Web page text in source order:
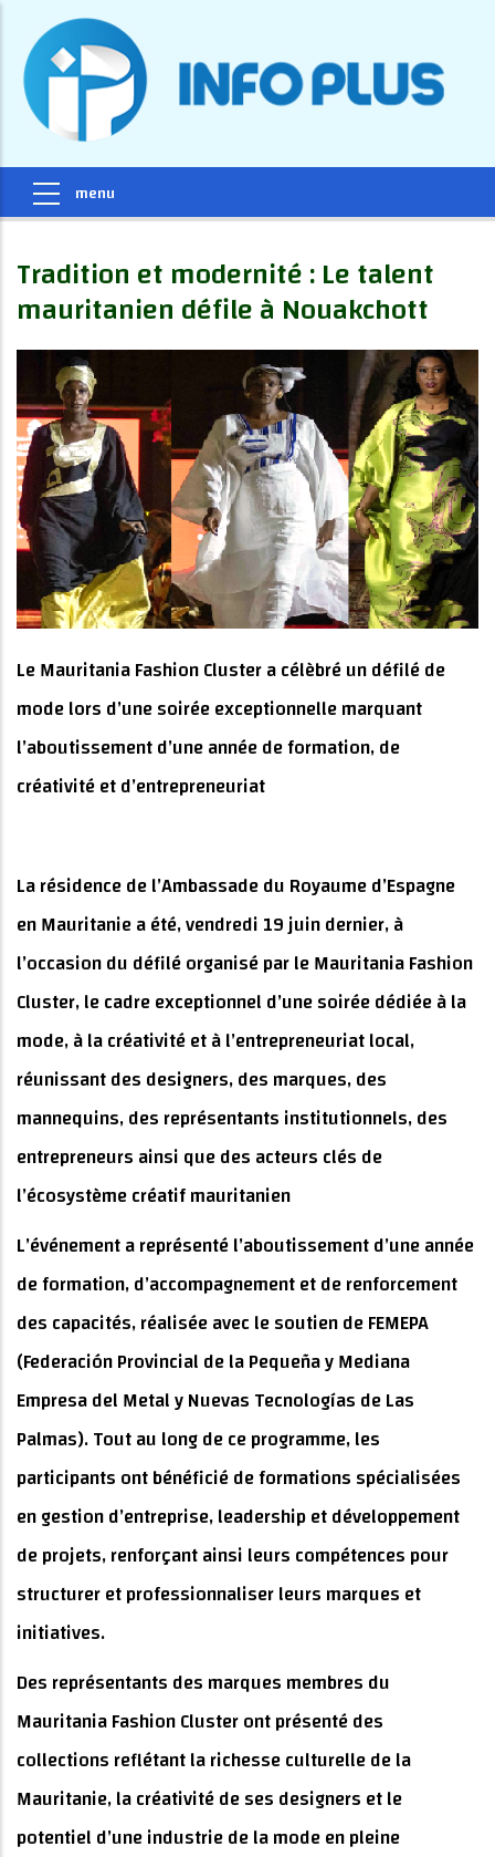
Tradition et modernité : Le talent
mauritanien défile à Nouakchott
Le Mauritania Fashion Cluster a célèbré un défilé de
mode lors d’une soirée exceptionnelle marquant
l’aboutissement d’une année de formation, de
créativité et d’entrepreneuriat
La résidence de l’Ambassade du Royaume d’Espagne
en Mauritanie a été, vendredi 19 juin dernier, à
l’occasion du défilé organisé par le Mauritania Fashion
Cluster, le cadre exceptionnel d’une soirée dédiée à la
mode, à la créativité et à l’entrepreneuriat local,
réunissant des designers, des marques, des
mannequins, des représentants institutionnels, des
entrepreneurs ainsi que des acteurs clés de
l’écosystème créatif mauritanien
L’événement a représenté l’aboutissement d’une année
de formation, d’accompagnement et de renforcement
des capacités, réalisée avec le soutien de FEMEPA
(Federación Provincial de la Pequeña y Mediana
Empresa del Metal y Nuevas Tecnologías de Las
Palmas). Tout au long de ce programme, les
participants ont bénéficié de formations spécialisées
en gestion d’entreprise, leadership et développement
de projets, renforçant ainsi leurs compétences pour
structurer et professionnaliser leurs marques et
initiatives.
Des représentants des marques membres du
Mauritania Fashion Cluster ont présenté des
collections reflétant la richesse culturelle de la
Mauritanie, la créativité de ses designers et le
potentiel d’une industrie de la mode en pleine